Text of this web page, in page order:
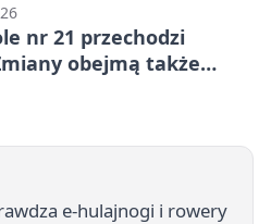
nr 21 przechodzi
obejmą także
e-hulajnogi i rowery